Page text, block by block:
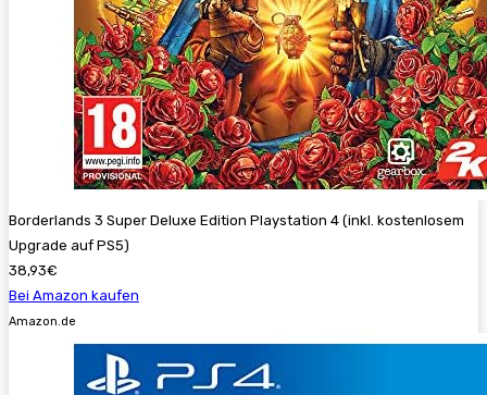
Borderlands 3 Super Deluxe Edition Playstation 4 (inkl. kostenlosem
Upgrade auf PS5)
38,93€
Bei Amazon kaufen
Amazon.de